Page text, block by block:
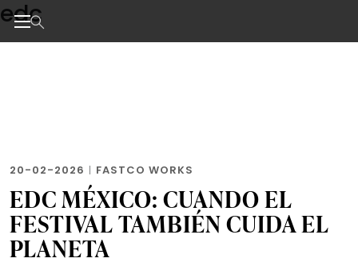
Skip
to
the
edc
20-02-2026 | FASTCO WORKS
EDC MÉXICO: CUANDO EL
FESTIVAL TAMBIÉN CUIDA EL
PLANETA